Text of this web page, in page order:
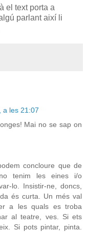
el text porta a
parlant així li
a les 21:07
Mai no se sap on
concloure que de
tenim les eines i/o
lo. Insistir-ne, doncs,
és curta. Un més val
a les quals es troba
al teatre, ves. Si ets
Si pots pintar, pinta.